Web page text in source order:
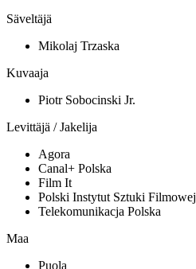
Säveltäjä
Mikolaj Trzaska
Kuvaaja
Piotr Sobocinski Jr.
Levittäjä / Jakelija
Agora
Canal+ Polska
Film It
Polski Instytut Sztuki Filmowej
Telekomunikacja Polska
Maa
Puola